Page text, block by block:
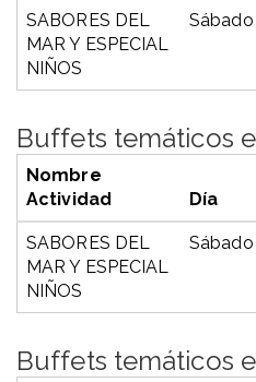
SABORES DEL
MAR Y ESPECIAL
NIÑOS
Sábado
Buffets temáticos
Nombre
Actividad
Día
SABORES DEL
MAR Y ESPECIAL
NIÑOS
Sábado
Buffets temáticos